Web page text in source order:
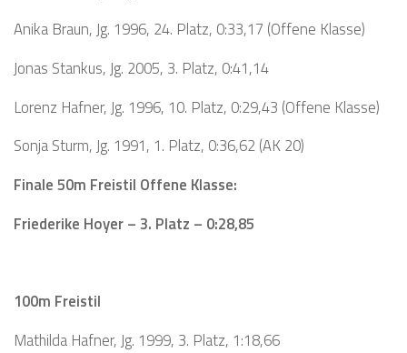
Anika Braun, Jg. 1996, 24. Platz, 0:33,17 (Offene Klasse)
Jonas Stankus, Jg. 2005, 3. Platz, 0:41,14
Lorenz Hafner, Jg. 1996, 10. Platz, 0:29,43 (Offene Klasse)
Sonja Sturm, Jg. 1991, 1. Platz, 0:36,62 (AK 20)
Finale 50m Freistil Offene Klasse:
Friederike Hoyer – 3. Platz – 0:28,85
100m Freistil
Mathilda Hafner, Jg. 1999, 3. Platz, 1:18,66